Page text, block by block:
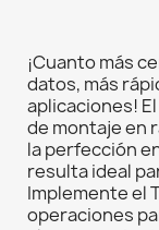
¡Cuanto más
datos, más
aplicaciones!
de montaje en
la perfección
resulta ideal
Implemente el
operaciones